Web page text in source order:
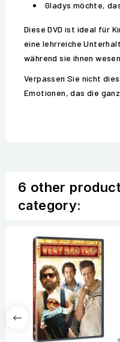
Gladys möchte,
Diese DVD ist ideal für
eine lehrreiche
während sie ihnen
Verpassen Sie nicht
Emotionen, das die
6 other
category: